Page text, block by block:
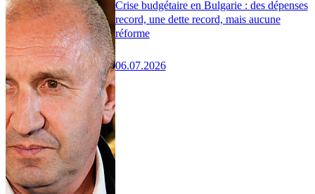
Crise budgétaire en Bulgarie : des dépenses
record, une dette record, mais aucune
réforme
06.07.2026